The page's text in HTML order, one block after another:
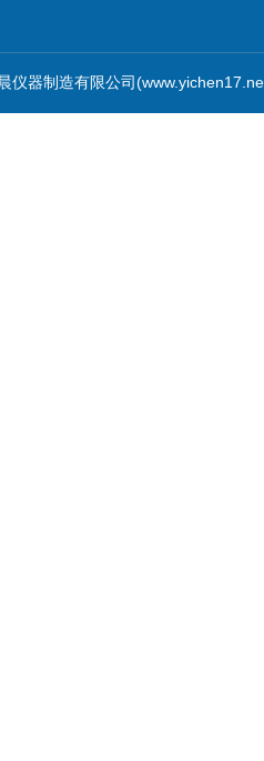
仪器制造有限公司